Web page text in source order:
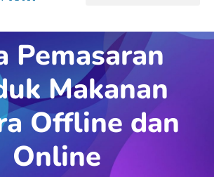
Pemasaran
Makanan
Offline dan
Online